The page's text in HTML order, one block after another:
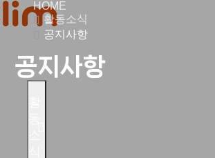
HOME
활동소식
공지사항
공지사항